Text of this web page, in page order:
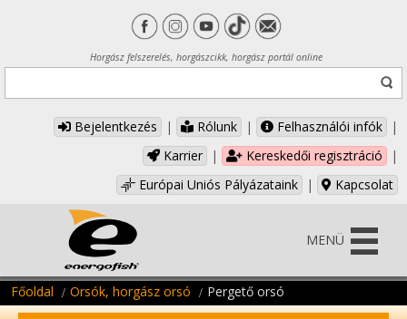
Horgász felszerelés, horgászcikk, horgász portál online
Bejelentkezés | Rólunk | Felhasználói infók
|
Karrier
| Kereskedői regisztráció
|
Európai Uniós Pályázataink
| Kapcsolat
MENÜ
Főoldal Orsók, horgász orsó Pergető orsó